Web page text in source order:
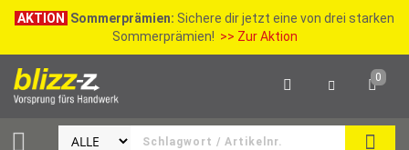
AKTION Sommerprämien: Sichere dir jetzt eine von drei starken
Sommerprämien! >> Zur Aktion
0